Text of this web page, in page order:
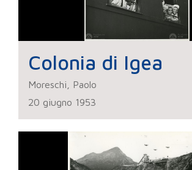
Colonia di Igea
Moreschi, Paolo
20 giugno 1953